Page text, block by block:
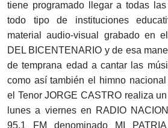
tiene programado llegar a todas
todo tipo de instituciones
material audio-visual grabado en
DEL BICENTENARIO y de esa
de temprana edad a cantar las
como así también el himno
el Tenor JORGE CASTRO realiza
lunes a viernes en RADIO
95.1 FM denominado MI